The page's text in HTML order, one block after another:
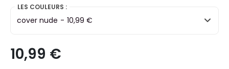
LES COULEURS :
cover nude - 10,99 €
10,99 €